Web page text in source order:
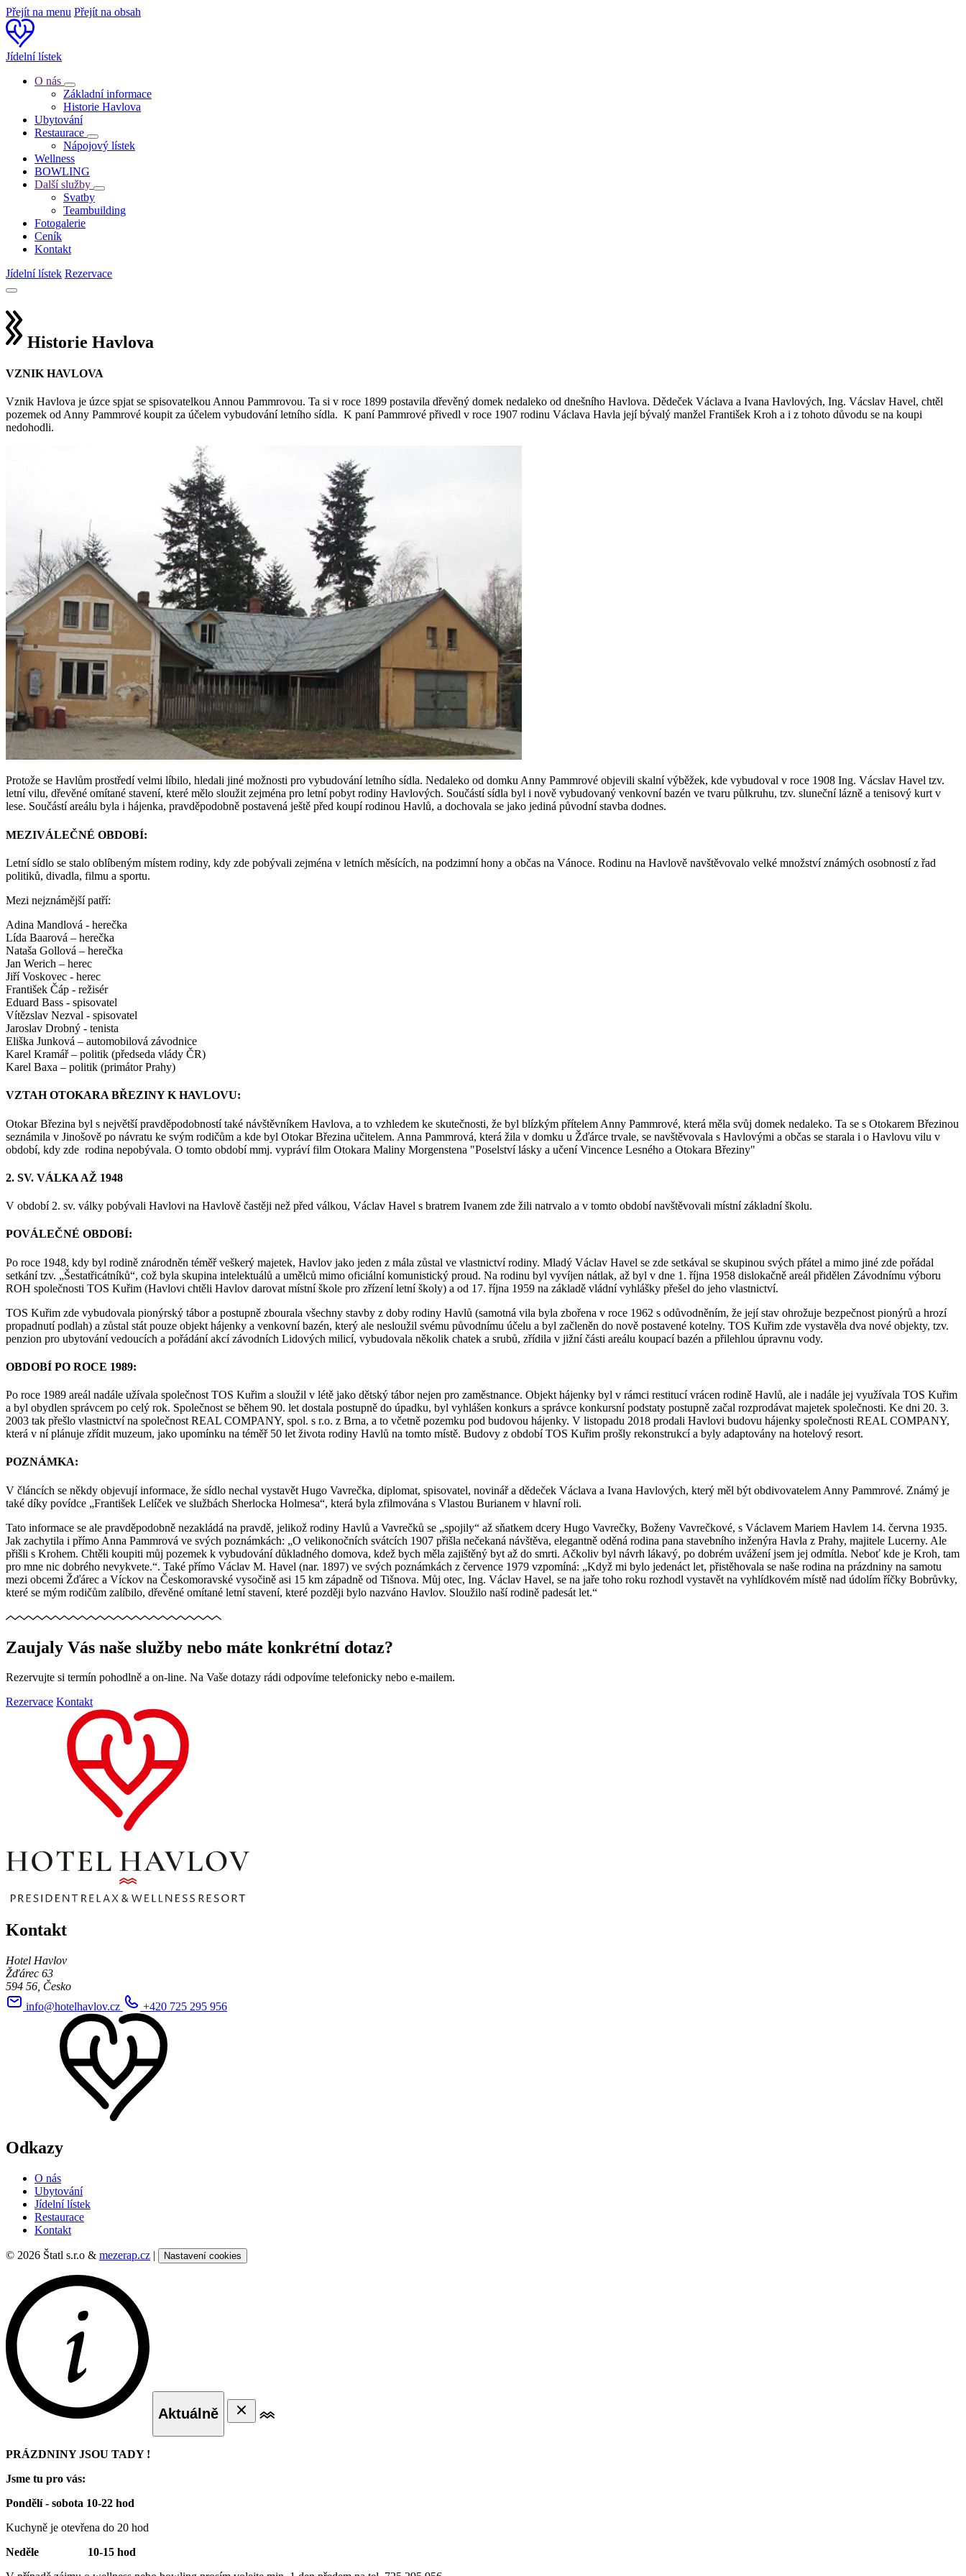
Přejít na menu Přejít na obsah
Jídelní lístek
O nás
Základní informace
Historie Havlova
Ubytování
Restaurace
Nápojový lístek
Wellness
BOWLING
Další služby
Svatby
Teambuilding
Fotogalerie
Ceník
Kontakt
Jídelní lístek Rezervace
Historie Havlova
VZNIK HAVLOVA
Vznik Havlova je úzce spjat se spisovatelkou Annou Pammrovou. Ta si v roce 1899 postavila dřevěný domek nedaleko od dnešního Havlova. Dědeček Václava a Ivana Havlových, Ing. Vácslav Havel, chtěl
pozemek od Anny Pammrové koupit za účelem vybudování letního sídla. K paní Pammrové přivedl v roce 1907 rodinu Václava Havla její bývalý manžel František Kroh a i z tohoto důvodu se na koupi
nedohodli.
Protože se Havlům prostředí velmi líbilo, hledali jiné možnosti pro vybudování letního sídla. Nedaleko od domku Anny Pammrové objevili skalní výběžek, kde vybudoval v roce 1908 Ing. Vácslav Havel tzv.
letní vilu, dřevěné omítané stavení, které mělo sloužit zejména pro letní pobyt rodiny Havlových. Součástí sídla byl i nově vybudovaný venkovní bazén ve tvaru půlkruhu, tzv. sluneční lázně a tenisový kurt v
lese. Součástí areálu byla i hájenka, pravděpodobně postavená ještě před koupí rodinou Havlů, a dochovala se jako jediná původní stavba dodnes.
MEZIVÁLEČNÉ OBDOBÍ:
Letní sídlo se stalo oblíbeným místem rodiny, kdy zde pobývali zejména v letních měsících, na podzimní hony a občas na Vánoce. Rodinu na Havlově navštěvovalo velké množství známých osobností z řad
politiků, divadla, filmu a sportu.
Mezi nejznámější patří:
Adina Mandlová - herečka
Lída Baarová – herečka
Nataša Gollová – herečka
Jan Werich – herec
Jiří Voskovec - herec
František Čáp - režisér
Eduard Bass - spisovatel
Vítězslav Nezval - spisovatel
Jaroslav Drobný - tenista
Eliška Junková – automobilová závodnice
Karel Kramář – politik (předseda vlády ČR)
Karel Baxa – politik (primátor Prahy)
VZTAH OTOKARA BŘEZINY K HAVLOVU:
Otokar Březina byl s největší pravděpodobností také návštěvníkem Havlova, a to vzhledem ke skutečnosti, že byl blízkým přítelem Anny Pammrové, která měla svůj domek nedaleko. Ta se s Otokarem Březinou
seznámila v Jinošově po návratu ke svým rodičům a kde byl Otokar Březina učitelem. Anna Pammrová, která žila v domku u Žďárce trvale, se navštěvovala s Havlovými a občas se starala i o Havlovu vilu v
období, kdy zde rodina nepobývala. O tomto období mmj. vypráví film Otokara Maliny Morgenstena "Poselství lásky a učení Vincence Lesného a Otokara Březiny"
2. SV. VÁLKA AŽ 1948
V období 2. sv. války pobývali Havlovi na Havlově častěji než před válkou, Václav Havel s bratrem Ivanem zde žili natrvalo a v tomto období navštěvovali místní základní školu.
POVÁLEČNÉ OBDOBÍ:
Po roce 1948, kdy byl rodině znárodněn téměř veškerý majetek, Havlov jako jeden z mála zůstal ve vlastnictví rodiny. Mladý Václav Havel se zde setkával se skupinou svých přátel a mimo jiné zde pořádal
setkání tzv. „Šestatřicátníků“, což byla skupina intelektuálů a umělců mimo oficiální komunistický proud. Na rodinu byl vyvíjen nátlak, až byl v dne 1. října 1958 dislokačně areál přidělen Závodnímu výboru
ROH společnosti TOS Kuřim (Havlovi chtěli Havlov darovat místní škole pro zřízení letní školy) a od 17. října 1959 na základě vládní vyhlášky přešel do jeho vlastnictví.
TOS Kuřim zde vybudovala pionýrský tábor a postupně zbourala všechny stavby z doby rodiny Havlů (samotná vila byla zbořena v roce 1962 s odůvodněním, že její stav ohrožuje bezpečnost pionýrů a hrozí
propadnutí podlah) a zůstal stát pouze objekt hájenky a venkovní bazén, který ale nesloužil svému původnímu účelu a byl začleněn do nově postavené kotelny. TOS Kuřim zde vystavěla dva nové objekty, tzv.
penzion pro ubytování vedoucích a pořádání akcí závodních Lidových milicí, vybudovala několik chatek a srubů, zřídila v jižní části areálu koupací bazén a přilehlou úpravnu vody.
OBDOBÍ PO ROCE 1989:
Po roce 1989 areál nadále užívala společnost TOS Kuřim a sloužil v létě jako dětský tábor nejen pro zaměstnance. Objekt hájenky byl v rámci restitucí vrácen rodině Havlů, ale i nadále jej využívala TOS Kuřim
a byl obydlen správcem po celý rok. Společnost se během 90. let dostala postupně do úpadku, byl vyhlášen konkurs a správce konkursní podstaty postupně začal rozprodávat majetek společnosti. Ke dni 20. 3.
2003 tak přešlo vlastnictví na společnost REAL COMPANY, spol. s r.o. z Brna, a to včetně pozemku pod budovou hájenky. V listopadu 2018 prodali Havlovi budovu hájenky společnosti REAL COMPANY,
která v ní plánuje zřídit muzeum, jako upomínku na téměř 50 let života rodiny Havlů na tomto místě. Budovy z období TOS Kuřim prošly rekonstrukcí a byly adaptovány na hotelový resort.
POZNÁMKA:
V článcích se někdy objevují informace, že sídlo nechal vystavět Hugo Vavrečka, diplomat, spisovatel, novinář a dědeček Václava a Ivana Havlových, který měl být obdivovatelem Anny Pammrové. Známý je
také díky povídce „František Lelíček ve službách Sherlocka Holmesa“, která byla zfilmována s Vlastou Burianem v hlavní roli.
Tato informace se ale pravděpodobně nezakládá na pravdě, jelikož rodiny Havlů a Vavrečků se „spojily“ až sňatkem dcery Hugo Vavrečky, Boženy Vavrečkové, s Václavem Mariem Havlem 14. června 1935.
Jak zachytila i přímo Anna Pammrová ve svých poznámkách: „O velikonočních svátcích 1907 přišla nečekaná návštěva, elegantně oděná rodina pana stavebního inženýra Havla z Prahy, majitele Lucerny. Ale
přišli s Krohem. Chtěli koupiti můj pozemek k vybudování důkladného domova, kdež bych měla zajištěný byt až do smrti. Ačkoliv byl návrh lákavý, po dobrém uvážení jsem jej odmítla. Neboť kde je Kroh, tam
pro mne nic dobrého nevykvete.“. Také přímo Václav M. Havel (nar. 1897) ve svých poznámkách z července 1979 vzpomíná: „Když mi bylo jedenáct let, přistěhovala se naše rodina na prázdniny na samotu
mezi obcemi Žďárec a Víckov na Českomoravské vysočině asi 15 km západně od Tišnova. Můj otec, Ing. Václav Havel, se na jaře toho roku rozhodl vystavět na vyhlídkovém místě nad údolím říčky Bobrůvky,
které se mým rodičům zalíbilo, dřevěné omítané letní stavení, které později bylo nazváno Havlov. Sloužilo naší rodině padesát let.“
Zaujaly Vás naše služby nebo máte konkrétní dotaz?
Rezervujte si termín pohodlně a on-line. Na Vaše dotazy rádi odpovíme telefonicky nebo e-mailem.
Rezervace Kontakt
Kontakt
Hotel Havlov
Žďárec 63
594 56, Česko
info@hotelhavlov.cz
+420 725 295 956
Odkazy
O nás
Ubytování
Jídelní lístek
Restaurace
Kontakt
© 2026 Štatl s.r.o & mezerap.cz | Nastavení cookies
Aktuálně
PRÁZDNINY JSOU TADY !
Jsme tu pro vás:
Pondělí - sobota 10-22 hod
Kuchyně je otevřena do 20 hod
Neděle 10-15 hod